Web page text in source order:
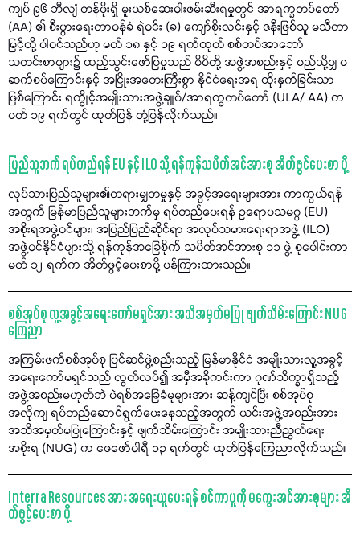
ကျပ် ၉၆ ဘီလျံ တန်ဖိုးရှိ မူးယစ်ဆေးဝါးဖမ်းဆီးရမှုတွင် အာရက္ခတပ်တော်
(AA) ၏ စီးပွားရေးတာဝန်ခံ ရဲဝင်း (ခ) ကျော်စိုးလင်းနှင့် ဇနီးဖြစ်သူ မသီတာ
မြင့်တို့ ပါဝင်သည်ဟု မတ် ၁၈ နှင့် ၁၉ ရက်ထုတ် စစ်တပ်အာဘော်
သတင်းစာများ၌ ထည့်သွင်းဖော်ပြမှုသည် မိမိတို့ အဖွဲ့အစည်းနှင့် မည်သို့မျှ မ
ဆက်စပ်ကြောင်းနှင့် အငြိုးအတေးကြီးစွာ နိုင်ငံရေးအရ ထိုးနှက်ခြင်းသာ
ဖြစ်ကြောင်း ရက္ခိုင့်အမျိုးသားအဖွဲ့ချုပ်/အာရက္ခတပ်တော် (ULA/ AA) က
မတ် ၁၉ ရက်တွင် ထုတ်ပြန် တုံ့ပြန်လိုက်သည်။
ပြည်သူဘက် ရပ်တည်ရန် EU နှင့် ILO သို့ ရန်ကုန်သပိတ်အင်အားစု အိတ်ဖွင်ပေးစာ ပို့
လုပ်သားပြည်သူများ၏တရားမျှတမှုနှင့် အခွင့်အရေးများအား ကာကွယ်ရန်
အတွက် မြန်မာပြည်သူများဘက်မှ ရပ်တည်ပေးရန် ဥရောပသမဂ္ဂ (EU)
အစိုးရအဖွဲ့ဝင်များ၊ အပြည်ပြည်ဆိုင်ရာ အလုပ်သမားရေးရာအဖွဲ့ (ILO)
အဖွဲ့ဝင်နိုင်ငံများသို့ ရန်ကုန်အခြေစိုက် သပိတ်အင်အားစု ၁၁ ဖွဲ့ စုပေါင်းကာ
မတ် ၁၂ ရက်က အိတ်ဖွင့်ပေးစာပို့ ပန်ကြားထားသည်။
စစ်အုပ်စု လူ့အခွင့်အရေးကော်မရှင်အား အသိအမှတ်မပြု ဖျက်သိမ်းကြောင်း NUG
ကြေညာ
အကြမ်းဖက်စစ်အုပ်စု ပြင်ဆင်ဖွဲ့စည်းသည့် မြန်မာနိုင်ငံ အမျိုးသားလူ့အခွင့်
အရေးကော်မရှင်သည် လွတ်လပ်၍ အမှီအခိုကင်းကာ ဂုဏ်သိက္ခာရှိသည့်
အဖွဲ့အစည်းမဟုတ်ဘဲ ပဲရစ်အခြေခံမူများအား ဆန့်ကျင်ပြီး စစ်အုပ်စု
အလိုကျ ရပ်တည်ဆောင်ရွက်ပေးနေသည့်အတွက် ယင်းအဖွဲ့အစည်းအား
အသိအမှတ်မပြုကြောင်းနှင့် ဖျက်သိမ်းကြောင်း အမျိုးသားညီညွတ်ရေး
အစိုးရ (NUG) က ဖေဖော်ဝါရီ ၁၃ ရက်တွင် ထုတ်ပြန်ကြေညာလိုက်သည်။
Interra Resources အား အရေးယူပေးရန် စင်ကာပူကို မကွေးအင်အားစုများ အိ
တ်ဖွင့်ပေးစာ ပို့